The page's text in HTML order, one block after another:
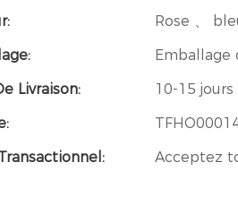
Rose 、
Emballage
Livraison:
10-15 jours
Acceptez